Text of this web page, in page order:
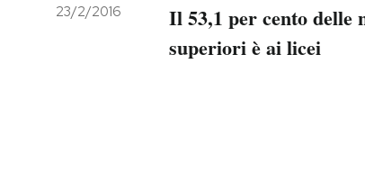
23/2/2016
Il 53,1 per cento delle
superiori è ai licei